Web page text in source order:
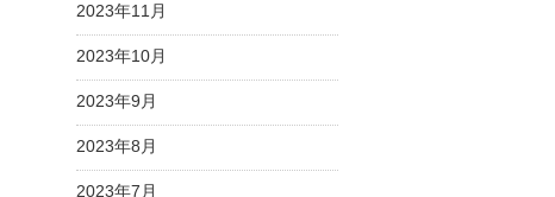
2023年11月
2023年10月
2023年9月
2023年8月
2023年7月